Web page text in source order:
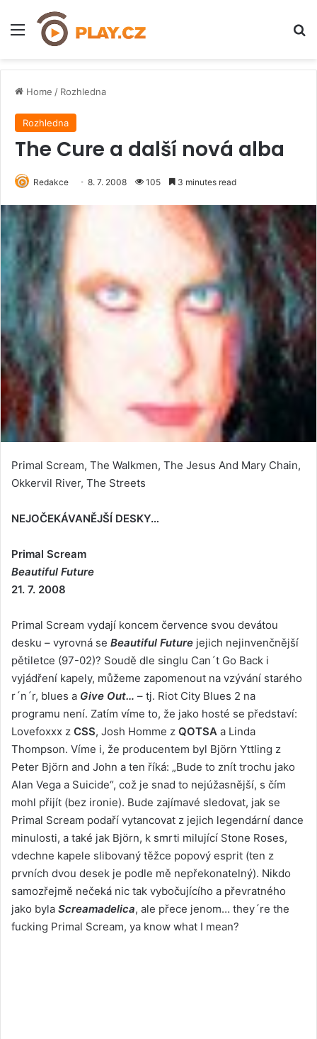
Menu
Home / Rozhledna
Rozhledna
The Cure a další nová alba
Redakce 8. 7. 2008 105 3 minutes read
Primal Scream, The Walkmen, The Jesus And Mary Chain,
Okkervil River, The Streets
NEJOČEKÁVANĚJŠÍ DESKY…
Primal Scream
Beautiful Future
21. 7. 2008
Primal Scream vydají koncem července svou devátou
desku – vyrovná se Beautiful Future jejich nejinvenčnější
pětiletce (97-02)? Soudě dle singlu Can´t Go Back i
vyjádření kapely, můžeme zapomenout na vzývání starého
r´n´r, blues a Give Out… – tj. Riot City Blues 2 na
programu není. Zatím víme to, že jako hosté se představí:
Lovefoxxx z CSS, Josh Homme z QOTSA a Linda
Thompson. Víme i, že producentem byl Björn Yttling z
Peter Björn and John a ten říká: „Bude to znít trochu jako
Alan Vega a Suicide“, což je snad to nejúžasnější, s čím
mohl přijít (bez ironie). Bude zajímavé sledovat, jak se
Primal Scream podaří vytancovat z jejich legendární dance
minulosti, a také jak Björn, k smrti milující Stone Roses,
vdechne kapele slibovaný těžce popový esprit (ten z
prvních dvou desek je podle mě nepřekonatelný). Nikdo
samozřejmě nečeká nic tak vybočujícího a převratného
jako byla Screamadelica, ale přece jenom… they´re the
fucking Primal Scream, ya know what I mean?